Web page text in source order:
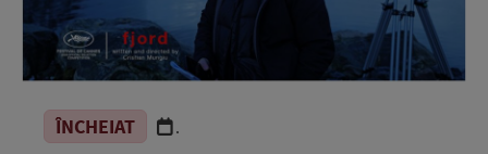
ÎNCHEIAT .